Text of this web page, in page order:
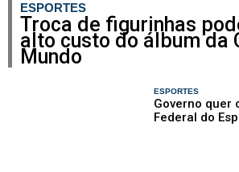
ESPORTES
Troca de figurinhas
alto custo do álbum da
Mundo
ESPORTES
Governo quer
Federal do